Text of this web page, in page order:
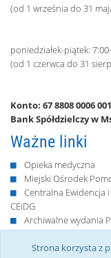
(od 1 września do 31
poniedziałek-piątek:
(od 1 czerwca do 31
Konto: 67 8808 0006
Bank Spółdzielczy w
Ważne linki
Opieka medyczna
Miejski Ośrodek
Centralna Ewidencja
CEiDG
Archiwalne wydania
Retransmisje Sesji
Protokoły z Sesji
Strona korzysta z